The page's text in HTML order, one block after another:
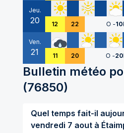
Jeu.
20 12 22 O -10
Ven.
21 11 20 O -20
Bulletin météo
(76850)
Quel temps fait-il
vendredi 7 aout à